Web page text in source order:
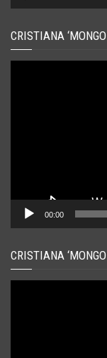
CRISTIANA
00:00
CRISTIANA